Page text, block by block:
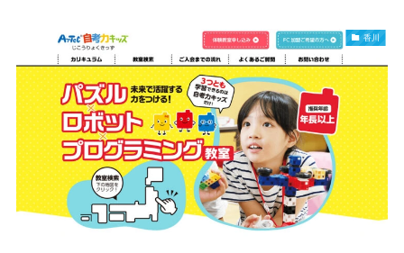
香川